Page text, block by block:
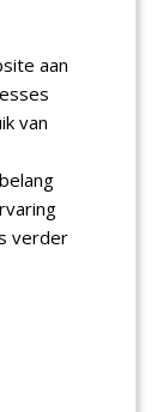
DSV
bij
B.V.
bij
uur
uur
aan
van
verder